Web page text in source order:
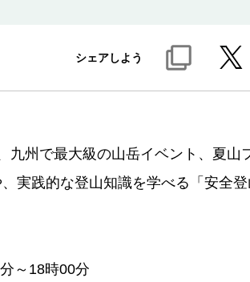
シェアしよう
九州で最大級の山岳イベント、夏山
実践的な登山知識を学べる「安全
～18時00分